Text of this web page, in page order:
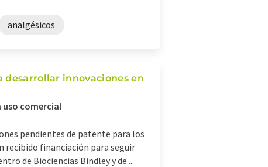
analgésicos
desarrollar innovaciones en
uso comercial
pendientes de patente para los
recibido financiación para seguir
de Biociencias Bindley y de ...